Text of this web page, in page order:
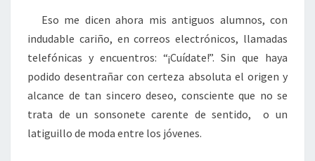
Eso me dicen ahora mis antiguos alumnos, con
indudable cariño, en correos electrónicos, llamadas
telefónicas y encuentros: “¡Cuídate!”. Sin que haya
podido desentrañar con certeza absoluta el origen y
alcance de tan sincero deseo, consciente que no se
trata de un sonsonete carente de sentido, o un
latiguillo de moda entre los jóvenes.